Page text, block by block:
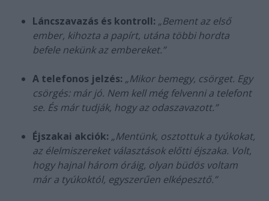
Láncszavazás és kontroll: „Bement az első
ember, kihozta a papírt, utána többi hordta
befele nekünk az embereket.”
A telefonos jelzés: „Mikor bemegy, csörget. Egy
csörgés: már jó. Nem kell még felvenni a telefont
se. És már tudják, hogy az odaszavazott.”
Éjszakai akciók: „Mentünk, osztottuk a tyúkokat,
az élelmiszereket választások előtti éjszaka. Volt,
hogy hajnal három óráig, olyan büdös voltam
már a tyúkoktól, egyszerűen elképesztő.”